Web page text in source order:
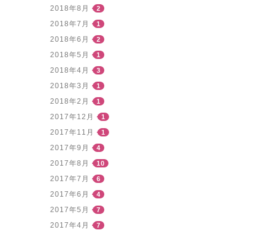
2018年8月 2
2018年7月 1
2018年6月 2
2018年5月 1
2018年4月 3
2018年3月 1
2018年2月 1
2017年12月 1
2017年11月 1
2017年9月 4
2017年8月 10
2017年7月 6
2017年6月 4
2017年5月 7
2017年4月 7